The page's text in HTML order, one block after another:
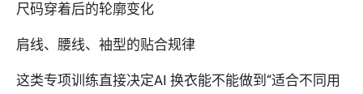
尺码穿着后的轮廓变化
肩线、腰线、袖型的贴合规律
这类专项训练直接决定AI 换衣能不能做到“适合不同用